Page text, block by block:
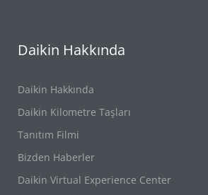
Daikin Hakkında
Daikin Hakkında
Daikin Kilometre Taşları
Tanıtım Filmi
Bizden Haberler
Daikin Virtual Experience Center